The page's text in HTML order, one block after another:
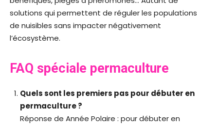
solutions qui permettent de réguler les populations
de nuisibles sans impacter négativement
l’écosystème.
FAQ spéciale permaculture
Quels sont les premiers pas pour débuter en
permaculture ?
Réponse de Année Polaire : pour débuter en